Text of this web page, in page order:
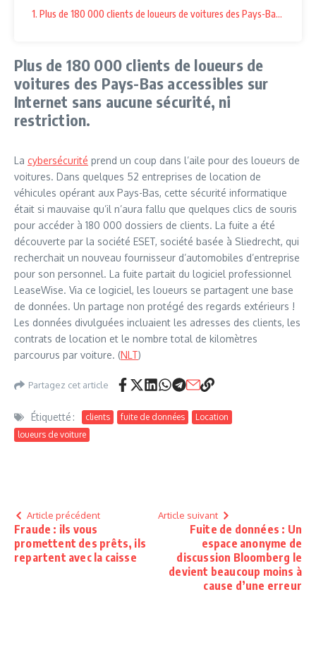
1. Plus de 180 000 clients de loueurs de voitures des Pays-Bas
Plus de 180 000 clients de loueurs de
voitures des Pays-Bas accessibles sur
Internet sans aucune sécurité, ni
restriction.
La cybersécurité prend un coup dans l’aile pour des loueurs de
voitures. Dans quelques 52 entreprises de location de
véhicules opérant aux Pays-Bas, cette sécurité informatique
était si mauvaise qu’il n’aura fallu que quelques clics de souris
pour accéder à 180 000 dossiers de clients. La fuite a été
découverte par la société ESET, société basée à Sliedrecht, qui
recherchait un nouveau fournisseur d’automobiles d’entreprise
pour son personnel. La fuite partait du logiciel professionnel
LeaseWise. Via ce logiciel, les loueurs se partagent une base
de données. Un partage non protégé des regards extérieurs !
Les données divulguées incluaient les adresses des clients, les
contrats de location et le nombre total de kilomètres
parcourus par voiture. (NLT)
Partagez cet article
Étiquetté : clients fuite de données
Location
loueurs de voiture
Article précédent
Fraude : ils vous
promettent des prêts, ils
repartent avec la caisse
Article suivant
Fuite de données : Un
espace anonyme de
discussion Bloomberg le
devient beaucoup moins à
cause d’une erreur